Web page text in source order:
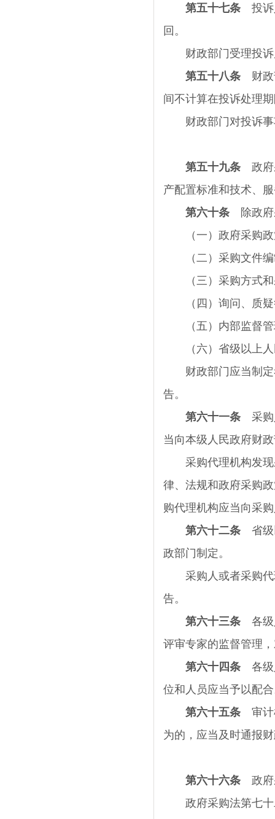
第五十七条 投诉
回。
财政部门受理投诉
第五十八条 财政
间不计算在投诉处理
财政部门对投诉事
第五十九条 政府
产配置标准和技术、
第六十条 除政府
（一）政府采购政
（二）采购文件编
（三）采购方式和
（四）询问、质疑
（五）内部监督管
（六）省级以上人
财政部门应当制定
告。
第六十一条 采购
当向本级人民政府财
采购代理机构发现
律、法规和政府采购
购代理机构应当向采
第六十二条 省级
政部门制定。
采购人或者采购代
告。
第六十三条 各级
评审专家的监督管理
第六十四条 各级
位和人员应当予以配
第六十五条 审计
为的，应当及时通报
第六十六条 政府
政府采购法第七十